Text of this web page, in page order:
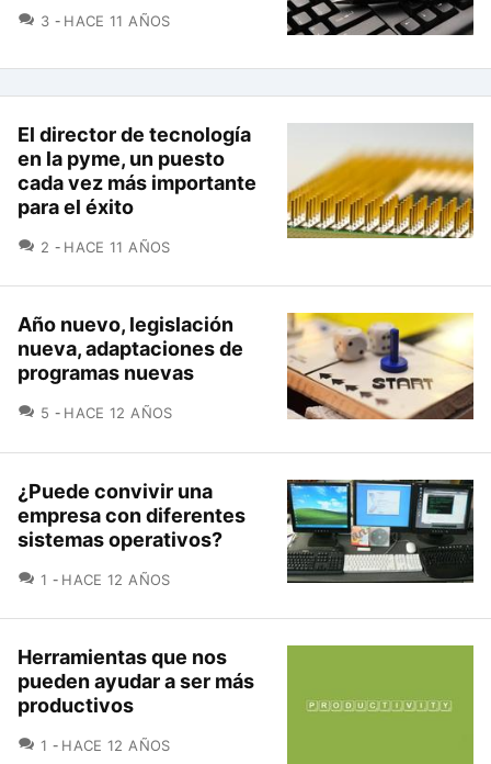
3 COMENTARIOS
HACE 11 AÑOS
El director de tecnología
en la pyme, un puesto
cada vez más importante
para el éxito
2 COMENTARIOS
HACE 11 AÑOS
Año nuevo, legislación
nueva, adaptaciones de
programas nuevas
5 COMENTARIOS
HACE 12 AÑOS
¿Puede convivir una
empresa con diferentes
sistemas operativos?
1 COMENTARIOS
HACE 12 AÑOS
Herramientas que nos
pueden ayudar a ser más
productivos
1 COMENTARIOS
HACE 12 AÑOS